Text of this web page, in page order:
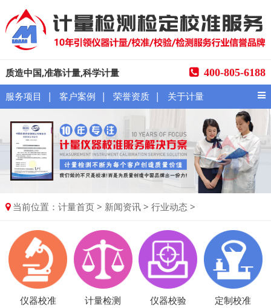
质造中国,准靠计量,科学计量 400-805-6188
服务项目 | 客户案例 | 荣誉资质 | 关于计量
当前位置：计量首页 > 新闻资讯 >行业动态 >
仪器校准 计量检测 仪器校验 定制校准